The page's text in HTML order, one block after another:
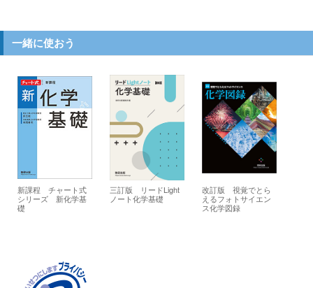
一緒に使おう
新課程 チャート式
シリーズ 新化学基
礎
三訂版 リードLight
ノート化学基礎
改訂版 視覚でとら
えるフォトサイエン
ス化学図録